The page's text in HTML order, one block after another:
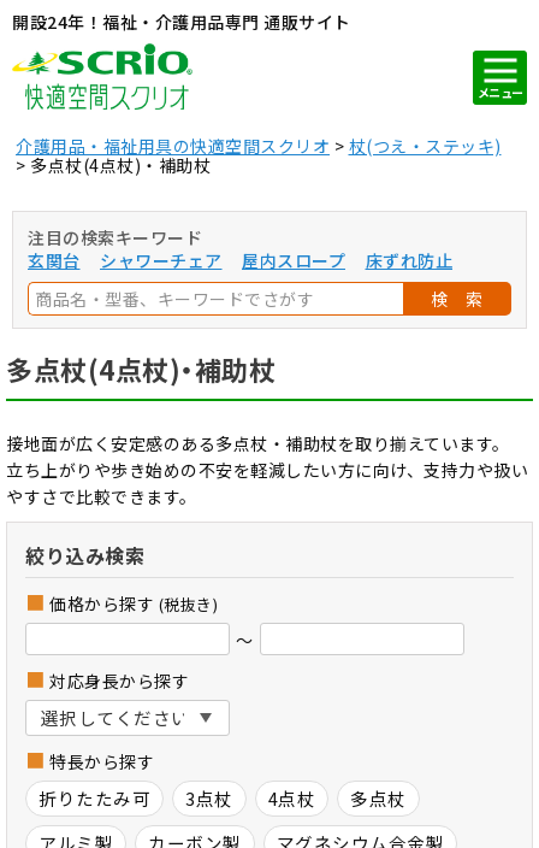
開設24年！福祉・介護用品専門 通販サイト
メニュー
介護用品・福祉用具の快適空間スクリオ
杖(つえ・ステッキ)
多点杖(4点杖)・補助杖
注目の検索キーワード
玄関台
シャワーチェア 屋内スロープ
床ずれ防止
検 索
多点杖(4点杖)・補助杖
接地面が広く安定感のある多点杖・補助杖を取り揃えています。
立ち上がりや歩き始めの不安を軽減したい方に向け、支持力や扱い
やすさで比較できます。
絞り込み検索
価格から探す (税抜き)
～
対応身長から探す
特長から探す
折りたたみ可 3点杖 4点杖
多点杖